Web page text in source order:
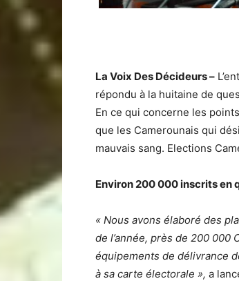
La Voix Des Décideurs –
répondu à la huitaine de
En ce qui concerne les
que les Camerounais qui
mauvais sang. Elections
Environ 200 000 inscrits en
« Nous avons élaboré des
de l’année, près de 200
équipements de délivrance
à sa carte électorale », a